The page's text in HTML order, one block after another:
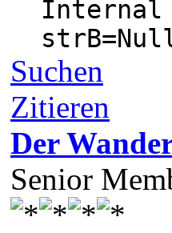
Internal
Suchen
Zitieren
Der
Senior